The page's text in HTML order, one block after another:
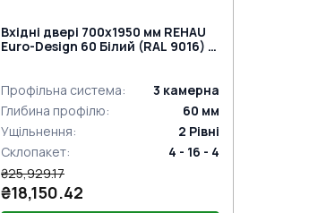
Вхідні двері 700x1950 мм REHAU
Euro-Design 60 Білий (RAL 9016) з
Профільна система: 3 камерна
Глибина профілю: 60 мм
Ущільнення: 2 Рівні
Склопакет:
4 - 16 - 4
₴25,929.17
₴18,150.42